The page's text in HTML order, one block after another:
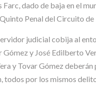
Farc, dado de baja en el
Penal del Circuito de
judicial cobija al
y José Edilberto
y Tovar Gómez deberán
todos por los mismos